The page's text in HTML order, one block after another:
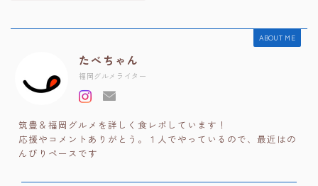
ABOUT ME
たべちゃん
福岡グルメライター
筑豊＆福岡グルメを詳しく食レポしています！
応援やコメントありがとう。１人でやっているので、最近はの
んびりペースです